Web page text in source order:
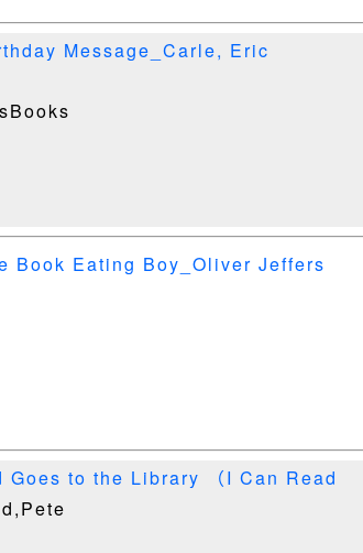
Message_Carle, Eric
Book Eating Boy_Oliver Jeffers
Goes to the Library （I Can Read